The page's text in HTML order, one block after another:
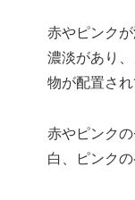
赤やピンク
濃淡があり
物が配置され
赤やピンク
白、ピンク